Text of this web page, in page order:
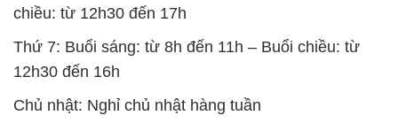
chiều: từ 12h30 đến 17h
Thứ 7: Buổi sáng: từ 8h đến 11h – Buổi chiều: từ
12h30 đến 16h
Chủ nhật: Nghỉ chủ nhật hàng tuần